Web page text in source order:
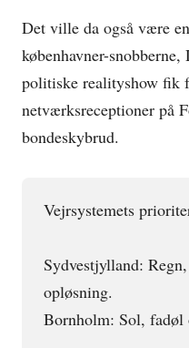
Det ville da også være
københavner-
politiske realityshow fik
netværksreceptioner på
bondeskybrud.
Vejrsystemets
Sydvestjylland:
opløsning.
Bornholm: Sol, fadøl